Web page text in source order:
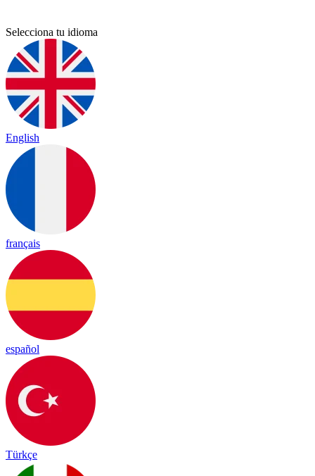
Selecciona tu idioma
English
français
español
Türkçe